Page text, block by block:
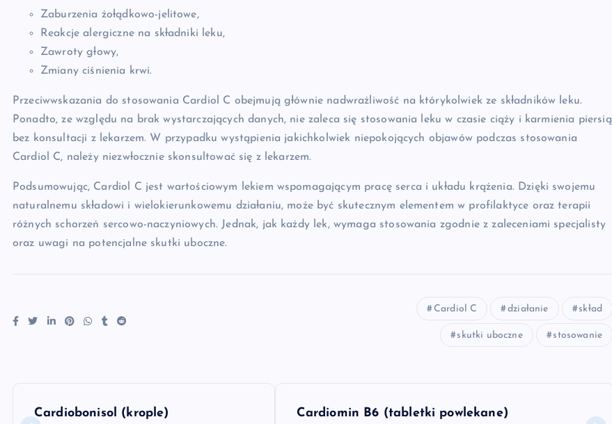
Zaburzenia żołądkowo-jelitowe,
Reakcje alergiczne na składniki leku,
Zawroty głowy,
Zmiany ciśnienia krwi.
Przeciwwskazania do stosowania Cardiol C obejmują głównie nadwrażliwość na którykolwiek ze składników leku.
Ponadto, ze względu na brak wystarczających danych, nie zaleca się stosowania leku w czasie ciąży i karmienia piersią
bez konsultacji z lekarzem. W przypadku wystąpienia jakichkolwiek niepokojących objawów podczas stosowania
Cardiol C, należy niezwłocznie skonsultować się z lekarzem.
Podsumowując, Cardiol C jest wartościowym lekiem wspomagającym pracę serca i układu krążenia. Dzięki swojemu
naturalnemu składowi i wielokierunkowemu działaniu, może być skutecznym elementem w profilaktyce oraz terapii
różnych schorzeń sercowo-naczyniowych. Jednak, jak każdy lek, wymaga stosowania zgodnie z zaleceniami specjalisty
oraz uwagi na potencjalne skutki uboczne.
Cardiol C działanie skład
skutki uboczne stosowanie
NCardiobonisol (krople) Cardiomin B6 (tabletki powlekane)